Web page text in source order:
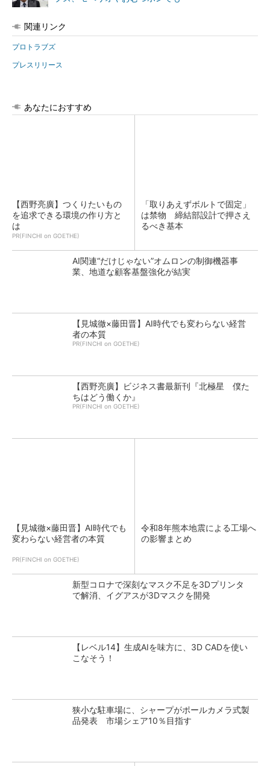
関連リンク
プロトラブズ
プレスリリース
あなたにおすすめ
【西野亮廣】つくりたいもの
を追求できる環境の作り方と
は
PR(FINCHI on GOETHE)
「取りあえずボルトで固定」
は禁物 締結部設計で押さえ
るべき基本
AI関連“だけじゃない”オムロンの制御機器事
業、地道な顧客基盤強化が結実
【見城徹×藤田晋】AI時代でも変わらない経営
者の本質
PR(FINCHI on GOETHE)
【西野亮廣】ビジネス書最新刊『北極星 僕た
ちはどう働くか』
PR(FINCHI on GOETHE)
【見城徹×藤田晋】AI時代でも
変わらない経営者の本質
PR(FINCHI on GOETHE)
令和8年熊本地震による工場へ
の影響まとめ
新型コロナで深刻なマスク不足を3Dプリンタ
で解消、イグアスが3Dマスクを開発
【レベル14】生成AIを味方に、3D CADを使い
こなそう！
狭小な駐車場に、シャープがポールカメラ式製
品発表 市場シェア10％目指す